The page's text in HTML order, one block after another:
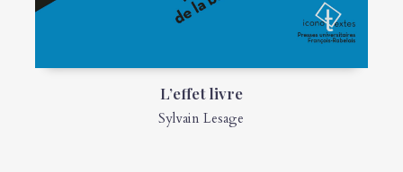
L’effet livre
Sylvain Lesage